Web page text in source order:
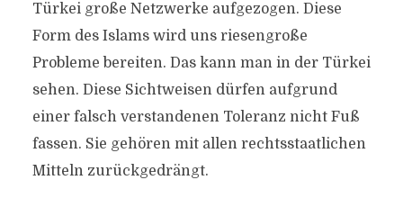
Türkei große Netzwerke aufgezogen. Diese
Form des Islams wird uns riesengroße
Probleme bereiten. Das kann man in der Türkei
sehen. Diese Sichtweisen dürfen aufgrund
einer falsch verstandenen Toleranz nicht Fuß
fassen. Sie gehören mit allen rechtsstaatlichen
Mitteln zurückgedrängt.